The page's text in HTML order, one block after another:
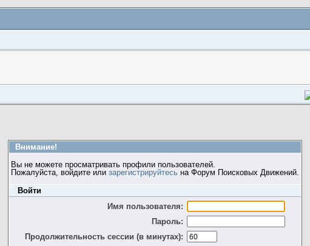
Внимание!
Вы не можете просматривать профили пользователей.
Пожалуйста, войдите илизарегистрируйтесь на Форум Поисковых Движений.
Войти
Имя пользователя:
Пароль:
Продолжительность сессии (в минутах):